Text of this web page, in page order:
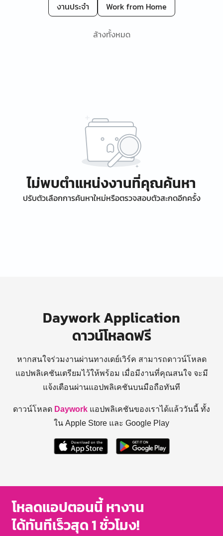
งานประจำ
Work from Home
ล้างทั้งหมด
ไม่พบตำแหน่งงานที่คุณค้นหา
ปรับตัวเลือกการค้นหาใหม่หรือตรวจสอบตัวสะกดอีกครั้ง
Daywork Application
ดาวน์โหลดฟรี
หากสนใจร่วมงานผ่านทางเดย์เวิร์ค สามารถดาวน์โหลด
แอปพลิเคชันเตรียมไว้ให้พร้อม เมื่อมีงานที่คุณสนใจ จะมี
แจ้งเตือนผ่านแอปพลิเคชันบนมือถือทันที
ดาวน์โหลด Daywork แอปพลิเคชันของเราได้แล้ววันนี้ ทั้ง
ใน Apple Store และ Google Play
โหลดแอปตอนนี้ หางาน
ได้ทันทีเร็วสุด 1 ชั่วโมง!